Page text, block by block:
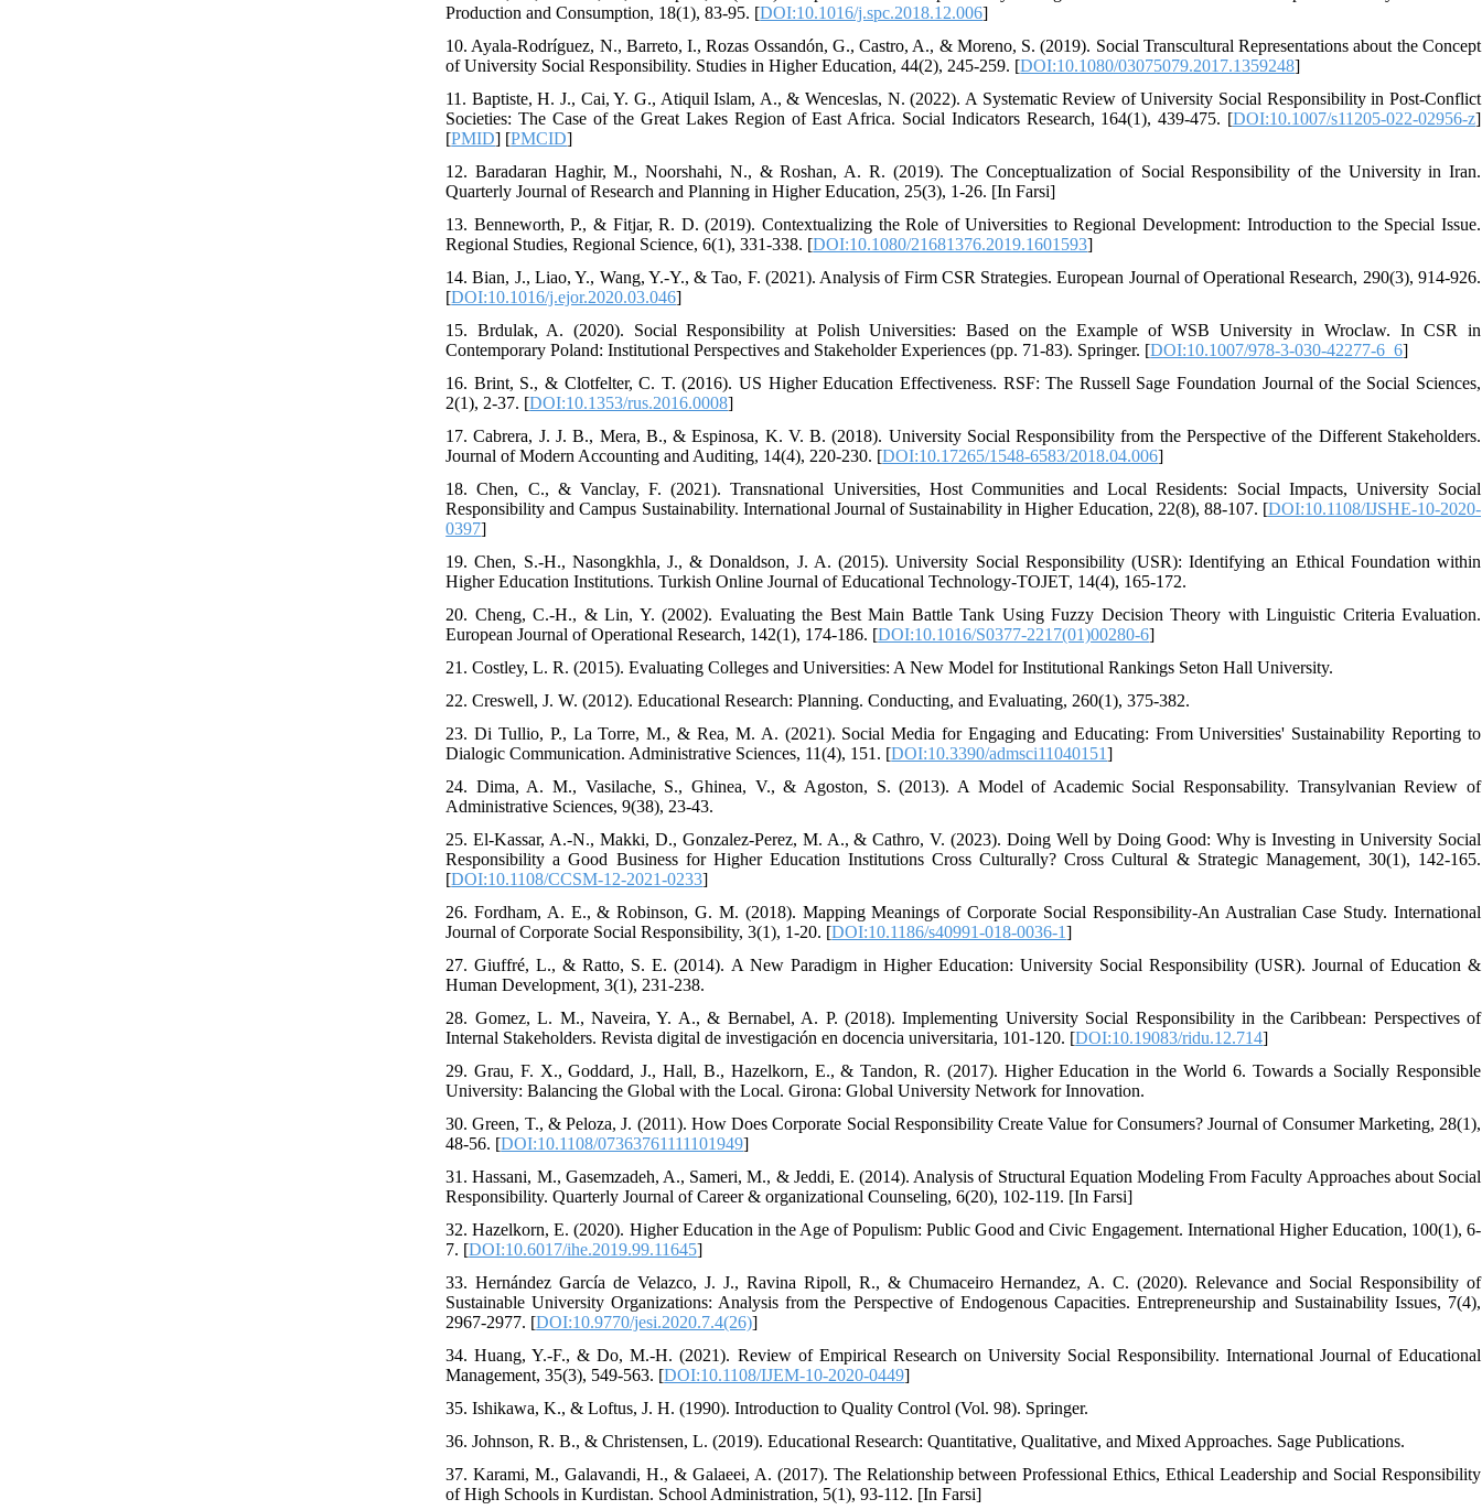
Production and Consumption, 18(1), 83-95. [DOI:10.1016/j.spc.2018.12.006]
10. Ayala-Rodríguez, N., Barreto, I., Rozas Ossandón, G., Castro, A., & Moreno, S. (2019). Social Transcultural Representations about the Concept
of University Social Responsibility. Studies in Higher Education, 44(2), 245-259. [DOI:10.1080/03075079.2017.1359248]
11. Baptiste, H. J., Cai, Y. G., Atiquil Islam, A., & Wenceslas, N. (2022). A Systematic Review of University Social Responsibility in Post-Conflict
Societies: The Case of the Great Lakes Region of East Africa. Social Indicators Research, 164(1), 439-475. [DOI:10.1007/s11205-022-02956-z]
[PMID] [PMCID]
12. Baradaran Haghir, M., Noorshahi, N., & Roshan, A. R. (2019). The Conceptualization of Social Responsibility of the University in Iran.
Quarterly Journal of Research and Planning in Higher Education, 25(3), 1-26. [In Farsi]
13. Benneworth, P., & Fitjar, R. D. (2019). Contextualizing the Role of Universities to Regional Development: Introduction to the Special Issue.
Regional Studies, Regional Science, 6(1), 331-338. [DOI:10.1080/21681376.2019.1601593]
14. Bian, J., Liao, Y., Wang, Y.-Y., & Tao, F. (2021). Analysis of Firm CSR Strategies. European Journal of Operational Research, 290(3), 914-926.
[DOI:10.1016/j.ejor.2020.03.046]
15. Brdulak, A. (2020). Social Responsibility at Polish Universities: Based on the Example of WSB University in Wroclaw. In CSR in
Contemporary Poland: Institutional Perspectives and Stakeholder Experiences (pp. 71-83). Springer. [DOI:10.1007/978-3-030-42277-6_6]
16. Brint, S., & Clotfelter, C. T. (2016). US Higher Education Effectiveness. RSF: The Russell Sage Foundation Journal of the Social Sciences,
2(1), 2-37. [DOI:10.1353/rus.2016.0008]
17. Cabrera, J. J. B., Mera, B., & Espinosa, K. V. B. (2018). University Social Responsibility from the Perspective of the Different Stakeholders.
Journal of Modern Accounting and Auditing, 14(4), 220-230. [DOI:10.17265/1548-6583/2018.04.006]
18. Chen, C., & Vanclay, F. (2021). Transnational Universities, Host Communities and Local Residents: Social Impacts, University Social
Responsibility and Campus Sustainability. International Journal of Sustainability in Higher Education, 22(8), 88-107. [DOI:10.1108/IJSHE-10-2020-
0397]
19. Chen, S.-H., Nasongkhla, J., & Donaldson, J. A. (2015). University Social Responsibility (USR): Identifying an Ethical Foundation within
Higher Education Institutions. Turkish Online Journal of Educational Technology-TOJET, 14(4), 165-172.
20. Cheng, C.-H., & Lin, Y. (2002). Evaluating the Best Main Battle Tank Using Fuzzy Decision Theory with Linguistic Criteria Evaluation.
European Journal of Operational Research, 142(1), 174-186. [DOI:10.1016/S0377-2217(01)00280-6]
21. Costley, L. R. (2015). Evaluating Colleges and Universities: A New Model for Institutional Rankings Seton Hall University.
22. Creswell, J. W. (2012). Educational Research: Planning. Conducting, and Evaluating, 260(1), 375-382.
23. Di Tullio, P., La Torre, M., & Rea, M. A. (2021). Social Media for Engaging and Educating: From Universities' Sustainability Reporting to
Dialogic Communication. Administrative Sciences, 11(4), 151. [DOI:10.3390/admsci11040151]
24. Dima, A. M., Vasilache, S., Ghinea, V., & Agoston, S. (2013). A Model of Academic Social Responsability. Transylvanian Review of
Administrative Sciences, 9(38), 23-43.
25. El-Kassar, A.-N., Makki, D., Gonzalez-Perez, M. A., & Cathro, V. (2023). Doing Well by Doing Good: Why is Investing in University Social
Responsibility a Good Business for Higher Education Institutions Cross Culturally? Cross Cultural & Strategic Management, 30(1), 142-165.
[DOI:10.1108/CCSM-12-2021-0233]
26. Fordham, A. E., & Robinson, G. M. (2018). Mapping Meanings of Corporate Social Responsibility-An Australian Case Study. International
Journal of Corporate Social Responsibility, 3(1), 1-20. [DOI:10.1186/s40991-018-0036-1]
27. Giuffré, L., & Ratto, S. E. (2014). A New Paradigm in Higher Education: University Social Responsibility (USR). Journal of Education &
Human Development, 3(1), 231-238.
28. Gomez, L. M., Naveira, Y. A., & Bernabel, A. P. (2018). Implementing University Social Responsibility in the Caribbean: Perspectives of
Internal Stakeholders. Revista digital de investigación en docencia universitaria, 101-120. [DOI:10.19083/ridu.12.714]
29. Grau, F. X., Goddard, J., Hall, B., Hazelkorn, E., & Tandon, R. (2017). Higher Education in the World 6. Towards a Socially Responsible
University: Balancing the Global with the Local. Girona: Global University Network for Innovation.
30. Green, T., & Peloza, J. (2011). How Does Corporate Social Responsibility Create Value for Consumers? Journal of Consumer Marketing, 28(1),
48-56. [DOI:10.1108/07363761111101949]
31. Hassani, M., Gasemzadeh, A., Sameri, M., & Jeddi, E. (2014). Analysis of Structural Equation Modeling From Faculty Approaches about Social
Responsibility. Quarterly Journal of Career & organizational Counseling, 6(20), 102-119. [In Farsi]
32. Hazelkorn, E. (2020). Higher Education in the Age of Populism: Public Good and Civic Engagement. International Higher Education, 100(1), 6-
7. [DOI:10.6017/ihe.2019.99.11645]
33. Hernández García de Velazco, J. J., Ravina Ripoll, R., & Chumaceiro Hernandez, A. C. (2020). Relevance and Social Responsibility of
Sustainable University Organizations: Analysis from the Perspective of Endogenous Capacities. Entrepreneurship and Sustainability Issues, 7(4),
2967-2977. [DOI:10.9770/jesi.2020.7.4(26)]
34. Huang, Y.-F., & Do, M.-H. (2021). Review of Empirical Research on University Social Responsibility. International Journal of Educational
Management, 35(3), 549-563. [DOI:10.1108/IJEM-10-2020-0449]
35. Ishikawa, K., & Loftus, J. H. (1990). Introduction to Quality Control (Vol. 98). Springer.
36. Johnson, R. B., & Christensen, L. (2019). Educational Research: Quantitative, Qualitative, and Mixed Approaches. Sage Publications.
37. Karami, M., Galavandi, H., & Galaeei, A. (2017). The Relationship between Professional Ethics, Ethical Leadership and Social Responsibility
of High Schools in Kurdistan. School Administration, 5(1), 93-112. [In Farsi]